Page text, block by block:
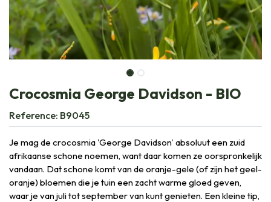
Crocosmia George Davidson - BIO
Reference: B9045
Je mag de crocosmia 'George Davidson' absoluut een zuid
afrikaanse schone noemen, want daar komen ze oorspronkelijk
vandaan. Dat schone komt van de oranje-gele (of zijn het geel-
oranje) bloemen die je tuin een zacht warme gloed geven,
waar je van juli tot september van kunt genieten. Een kleine tip,